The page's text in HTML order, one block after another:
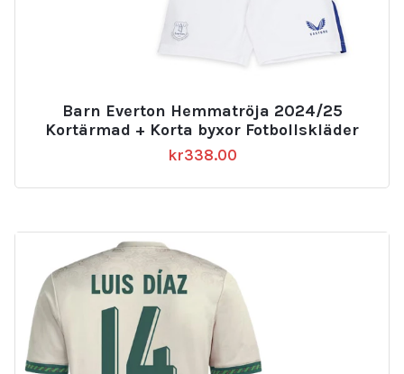
Barn Everton Hemmatröja 2024/25
Kortärmad + Korta byxor Fotbollskläder
kr338.00